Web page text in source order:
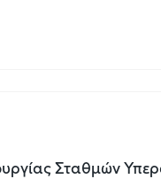
Σταθμών